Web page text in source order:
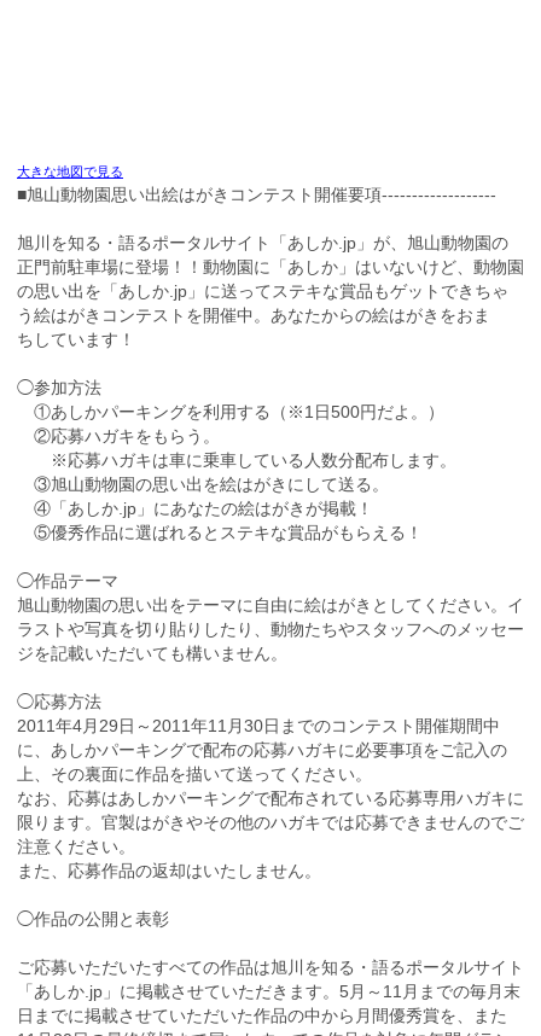
大きな地図で見る
■旭山動物園思い出絵はがきコンテスト開催要項-------------------
旭川を知る・語るポータルサイト「あしか.jp」が、旭山動物園の
正門前駐車場に登場！！動物園に「あしか」はいないけど、動物園
の思い出を「あしか.jp」に送ってステキな賞品もゲットできちゃ
う絵はがきコンテストを開催中。あなたからの絵はがきをおま
ちしています！
◯参加方法
①あしかパーキングを利用する（※1日500円だよ。）
②応募ハガキをもらう。
※応募ハガキは車に乗車している人数分配布します。
③旭山動物園の思い出を絵はがきにして送る。
④「あしか.jp」にあなたの絵はがきが掲載！
⑤優秀作品に選ばれるとステキな賞品がもらえる！
◯作品テーマ
旭山動物園の思い出をテーマに自由に絵はがきとしてください。イ
ラストや写真を切り貼りしたり、動物たちやスタッフへのメッセー
ジを記載いただいても構いません。
◯応募方法
2011年4月29日～2011年11月30日までのコンテスト開催期間中
に、あしかパーキングで配布の応募ハガキに必要事項をご記入の
上、その裏面に作品を描いて送ってください。
なお、応募はあしかパーキングで配布されている応募専用ハガキに
限ります。官製はがきやその他のハガキでは応募できませんのでご
注意ください。
また、応募作品の返却はいたしません。
◯作品の公開と表彰
ご応募いただいたすべての作品は旭川を知る・語るポータルサイト
「あしか.jp」に掲載させていただきます。5月～11月までの毎月末
日までに掲載させていただいた作品の中から月間優秀賞を、また